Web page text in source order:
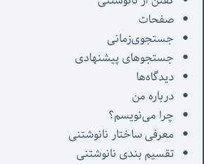
صفحات
جستجوی‌زمانی
جستجوهای پیشنهادی
دیدگاه‌ها
درباره من
چرا می‌نویسم؟
معرفی‌ ساختار نانوشتنی
تقسیم بندی نانوشتنی